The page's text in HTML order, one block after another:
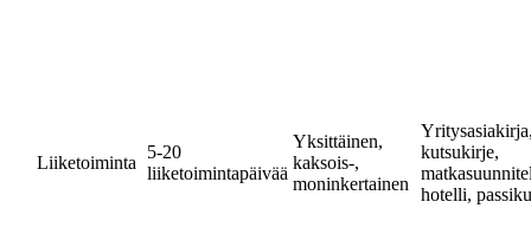
Liiketoiminta
5-20
liiketoimintapäivää
Yksittäinen,
kaksois-,
moninkertainen
kutsukirje,
hotelli,